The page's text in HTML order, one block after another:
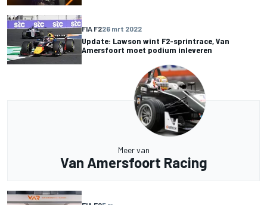
FIA F226 mrt 2022
Update: Lawson wint F2-sprintrace, Van
Amersfoort moet podium inleveren
Meer van
Van Amersfoort Racing